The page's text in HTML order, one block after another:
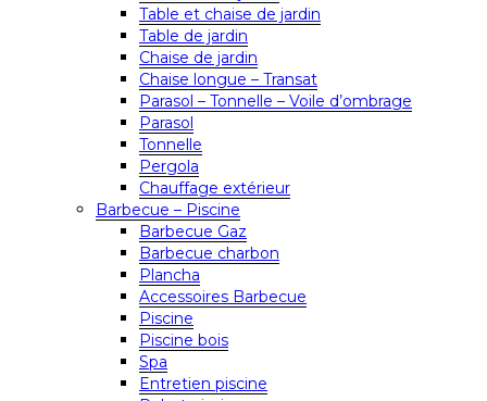
Table et chaise de jardin
Table de jardin
Chaise de jardin
Chaise longue – Transat
Parasol – Tonnelle – Voile d’ombrage
Parasol
Tonnelle
Pergola
Chauffage extérieur
Barbecue – Piscine
Barbecue Gaz
Barbecue charbon
Plancha
Accessoires Barbecue
Piscine
Piscine bois
Spa
Entretien piscine